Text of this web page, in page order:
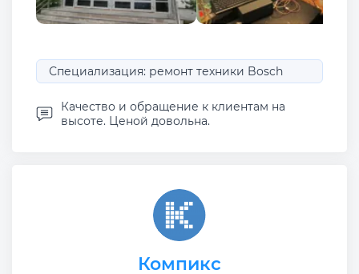
Специализация: ремонт техники Bosch
Качество и обращение к клиентам на
высоте. Ценой довольна.
Компикс